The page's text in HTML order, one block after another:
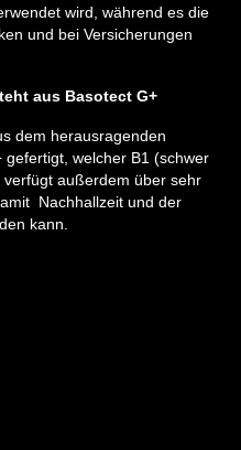
wird, während es die
und bei Versicherungen
aus Basotect G+
dem herausragenden
gefertigt, welcher B1 (schwer
außerdem über sehr
Nachhallzeit und der
kann.